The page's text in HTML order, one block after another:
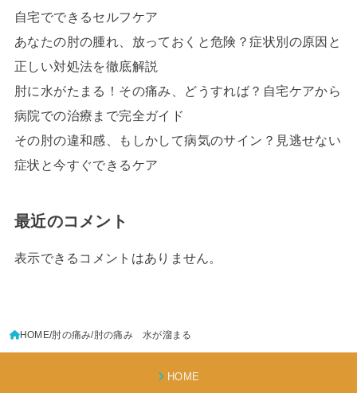
自宅でできるセルフケア
あなたの肘の腫れ、放っておくと危険？症状別の原因と
正しい対処法を徹底解説
肘に水がたまる！その痛み、どうすれば？自宅ケアから
病院での治療まで完全ガイド
その肘の違和感、もしかして病気のサイン？見逃せない
症状と今すぐできるケア
最近のコメント
表示できるコメントはありません。
HOME 肘の痛み 肘の痛み 水が溜まる
HOME